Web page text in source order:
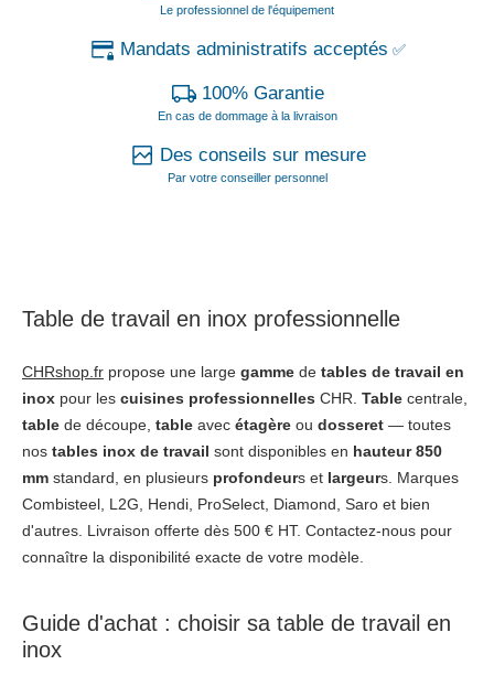
Le professionnel de l'équipement
Mandats administratifs acceptés ✅
100% Garantie
En cas de dommage à la livraison
Des conseils sur mesure
Par votre conseiller personnel
Table de travail en inox professionnelle
CHRshop.fr propose une large gamme de tables de travail en
inox pour les cuisines professionnelles CHR. Table centrale,
table de découpe, table avec étagère ou dosseret — toutes
nos tables inox de travail sont disponibles en hauteur 850
mm standard, en plusieurs profondeurs et largeurs. Marques
Combisteel, L2G, Hendi, ProSelect, Diamond, Saro et bien
d'autres. Livraison offerte dès 500 € HT. Contactez-nous pour
connaître la disponibilité exacte de votre modèle.
Guide d'achat : choisir sa table de travail en
inox